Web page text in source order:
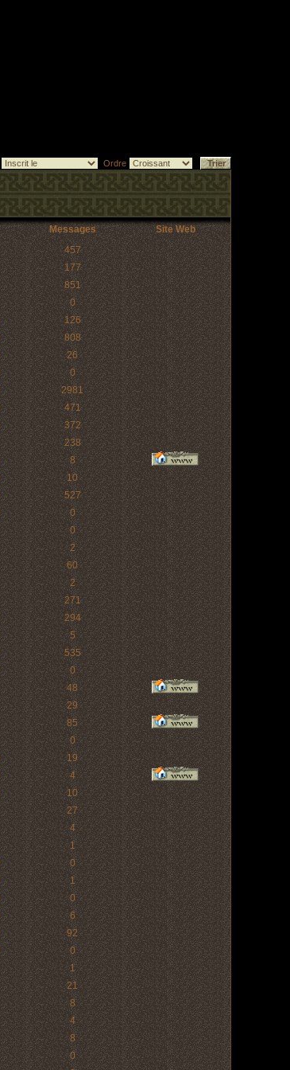
Ordre
Messages
Site Web
457
177
851
0
126
808
26
0
2981
471
372
238
8
10
527
0
0
2
60
2
271
294
5
535
0
48
29
85
0
19
4
10
27
4
1
0
1
0
6
92
0
1
21
8
4
8
0